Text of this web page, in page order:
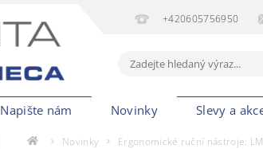
+420605756950
Napište nám Novinky Slevy a
Novinky Ergonomické ruční nástroje: